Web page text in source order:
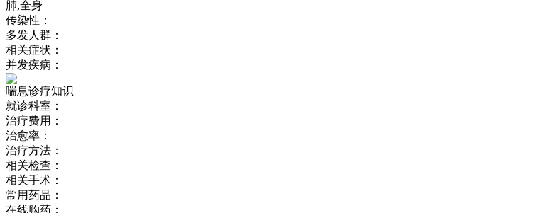
肺,全身
传染性：
多发人群：
相关症状：
并发疾病：
喘息诊疗知识
就诊科室：
治疗费用：
治愈率：
治疗方法：
相关检查：
相关手术：
常用药品：
在线购药：